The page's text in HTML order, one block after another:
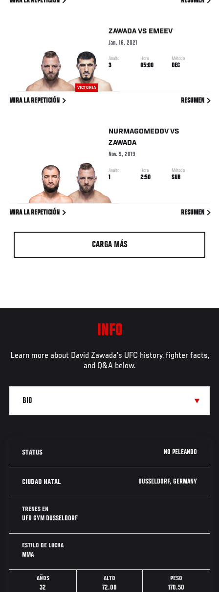
VICTORIA
ZAWADAVS EMEEV
Jan. 16, 2021
Asalto
3
Hora
05:00
Método
DEC
MIRA LA REPETICIÓN RESUMEN
NURMAGOMEDOV VS
ZAWADA
Nov. 9, 2019
Asalto
1
Hora
2:50
Método
SUB
MIRA LA REPETICIÓN RESUMEN
CARGA MÁS
INFO
Learn more about David Zawada's UFC history, fighter facts,
and Q&A below.
STATUS NO PELEANDO
CIUDAD NATAL DUSSELDORF, GERMANY
TRENES EN
UFD GYM DUSSELDORF
ESTILO DE LUCHA
MMA
AÑOS
32
ALTO
72.00
PESO
170.50